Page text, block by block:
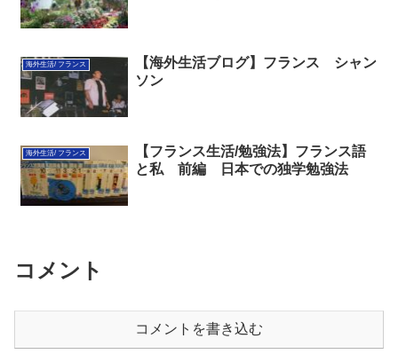
海外生活/ フランス
【海外生活ブログ】フランス シャン
ソン
海外生活/ フランス
【フランス生活/勉強法】フランス語
と私 前編 日本での独学勉強法
コメント
コメントを書き込む